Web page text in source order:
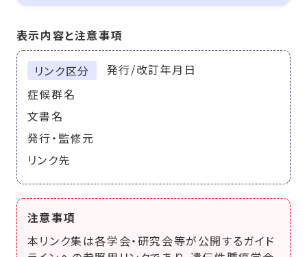
表示内容と注意事項
リンク区分
発行/改訂年月日
症候群名
文書名
発行・監修元
リンク先
注意事項
本リンク集は各学会・研究会等が公開するガイド